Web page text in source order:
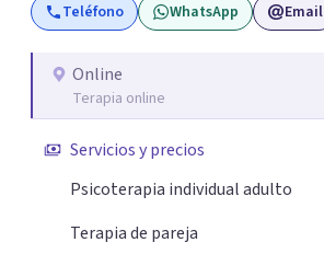
Teléfono WhatsApp Email
Online
Terapia online
Servicios y precios
Psicoterapia individual adulto
Terapia de pareja